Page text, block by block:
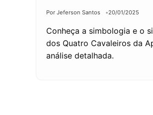
Por Jeferson Santos 20/01/2025
Conheça a simbologia e o
dos Quatro Cavaleiros da
análise detalhada.